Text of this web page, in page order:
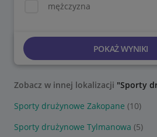
mężczyzna
POKAŻ WYNIKI
Zobacz w innej lokalizacji "Sporty
Sporty drużynowe Zakopane (10)
Sporty drużynowe Tylmanowa (5)